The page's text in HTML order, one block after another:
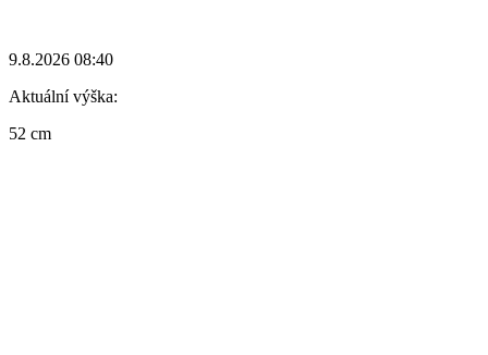
9.8.2026 08:40
Aktuální výška:
52 cm